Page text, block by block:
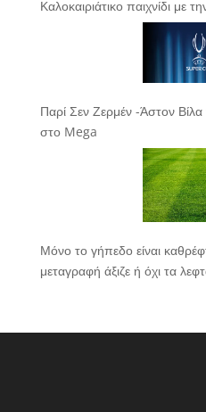
Καλοκαιριάτικο παιχνίδι με
Παρί Σεν Ζερμέν -Άστον
στο Mega
Μόνο το γήπεδο είναι
μεταγραφή άξιζε ή όχι τα